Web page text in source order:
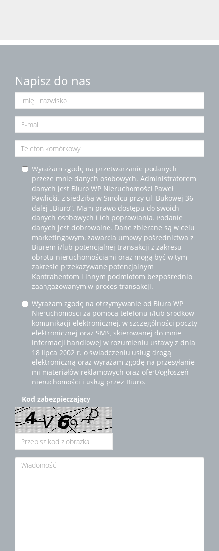
Napisz do nas
Wyrażam zgodę na przetwarzanie podanych
przeze mnie danych osobowych. Administratorem
danych jest Biuro WP Nieruchomości Paweł
Pawlicki. z siedzibą w Smolcu przy ul. Bukowej 36
dalej „Biuro”. Mam prawo dostępu do swoich
danych osobowych i ich poprawiania. Podanie
danych jest dobrowolne. Dane zbierane są w celu
marketingowym, zawarcia umowy pośrednictwa z
Biurem i/lub potencjalnej transakcji z zakresu
obrotu nieruchomościami oraz mogą być w tym
zakresie przekazywane potencjalnym
Kontrahentom i innym podmiotom bezpośrednio
zaangażowanym w proces transakcji.
Wyrażam zgodę na otrzymywanie od Biura WP
Nieruchomości za pomocą telefonu i/lub środków
komunikacji elektronicznej, w szczególności poczty
elektronicznej oraz SMS, skierowanej do mnie
informacji handlowej w rozumieniu ustawy z dnia
18 lipca 2002 r. o świadczeniu usług drogą
elektroniczną oraz wyrażam zgodę na przesyłanie
mi materiałów reklamowych oraz ofert/ogłoszeń
nieruchomości i usług przez Biuro.
Kod zabezpieczający